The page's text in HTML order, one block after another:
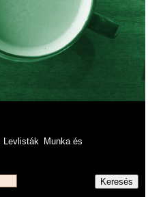
Levlisták
Munka és